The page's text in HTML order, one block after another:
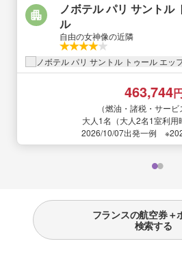
ノボテル パリ サントル
ル
自由の女神像の近隣
463,744
（燃油・諸税・サービ
大人1名（大人2名1室利用
2026/10/07出発一例
フランスの航空券＋
検索する